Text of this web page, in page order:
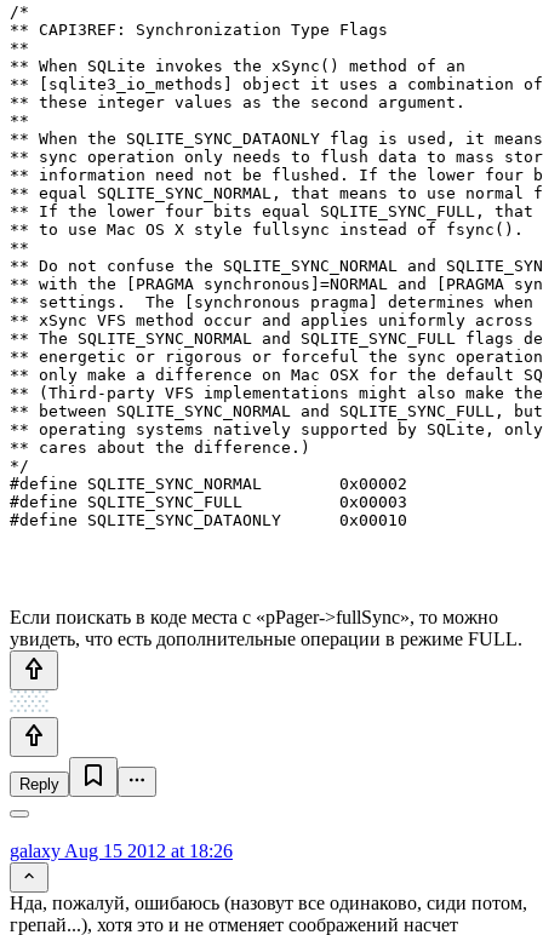
/*
** CAPI3REF: Synchronization Type Flags
**
** When SQLite invokes the xSync() method of an
** [sqlite3_io_methods] object it uses a combination of
** these integer values as the second argument.
**
** When the SQLITE_SYNC_DATAONLY flag is used, it
** sync operation only needs to flush data to mass
** information need not be flushed. If the lower four
** equal SQLITE_SYNC_NORMAL, that means to use
** If the lower four bits equal SQLITE_SYNC_FULL, that
** to use Mac OS X style fullsync instead of fsync().
**
** Do not confuse the SQLITE_SYNC_NORMAL and
** with the [PRAGMA synchronous]=NORMAL and [PRAGMA
** settings.  The [synchronous pragma] determines
** xSync VFS method occur and applies uniformly
** The SQLITE_SYNC_NORMAL and SQLITE_SYNC_FULL flags
** energetic or rigorous or forceful the sync
** only make a difference on Mac OSX for the default
** (Third-party VFS implementations might also make
** between SQLITE_SYNC_NORMAL and SQLITE_SYNC_FULL,
** operating systems natively supported by SQLite, only
** cares about the difference.)
*/
#define SQLITE_SYNC_NORMAL        0x00002
#define SQLITE_SYNC_FULL          0x00003
#define SQLITE_SYNC_DATAONLY      0x00010
Если поискать в коде места с «pPager->fullSync», то можно
увидеть, что есть дополнительные операции в режиме FULL.
Reply
galaxy Aug 15 2012 at 18:26
Нда, пожалуй, ошибаюсь (назовут все одинаково, сиди потом,
грепай...), хотя это и не отменяет соображений насчет